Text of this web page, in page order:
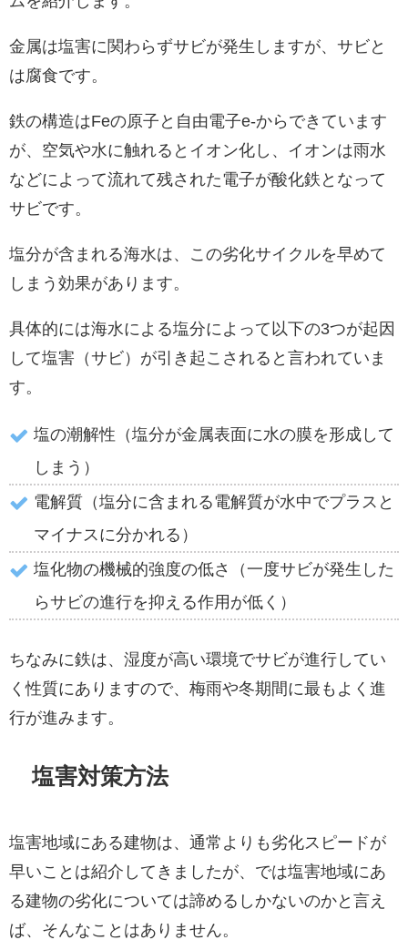
金属は塩害に関わらずサビが発生しますが、サビと
は腐食です。
鉄の構造はFeの原子と自由電子e-からできています
が、空気や水に触れるとイオン化し、イオンは雨水
などによって流れて残された電子が酸化鉄となって
サビです。
塩分が含まれる海水は、この劣化サイクルを早めて
しまう効果があります。
具体的には海水による塩分によって以下の3つが起因
して塩害（サビ）が引き起こされると言われていま
す。
塩の潮解性（塩分が金属表面に水の膜を形成して
しまう）
電解質（塩分に含まれる電解質が水中でプラスと
マイナスに分かれる）
塩化物の機械的強度の低さ（一度サビが発生した
らサビの進行を抑える作用が低く）
ちなみに鉄は、湿度が高い環境でサビが進行してい
く性質にありますので、梅雨や冬期間に最もよく進
行が進みます。
塩害対策方法
塩害地域にある建物は、通常よりも劣化スピードが
早いことは紹介してきましたが、では塩害地域にあ
る建物の劣化については諦めるしかないのかと言え
ば、そんなことはありません。